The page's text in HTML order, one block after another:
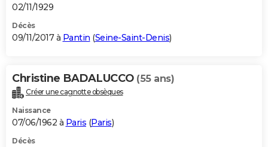
02/11/1929
Décès
09/11/2017 à Pantin (Seine-Saint-Denis)
Christine BADALUCCO (55 ans)
Créer une cagnotte obsèques
Naissance
07/06/1962 à Paris (Paris)
Décès